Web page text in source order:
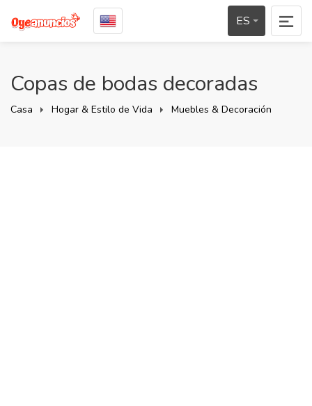
ES
Copas de bodas decoradas
Casa Hogar & Estilo de Vida Muebles & Decoración